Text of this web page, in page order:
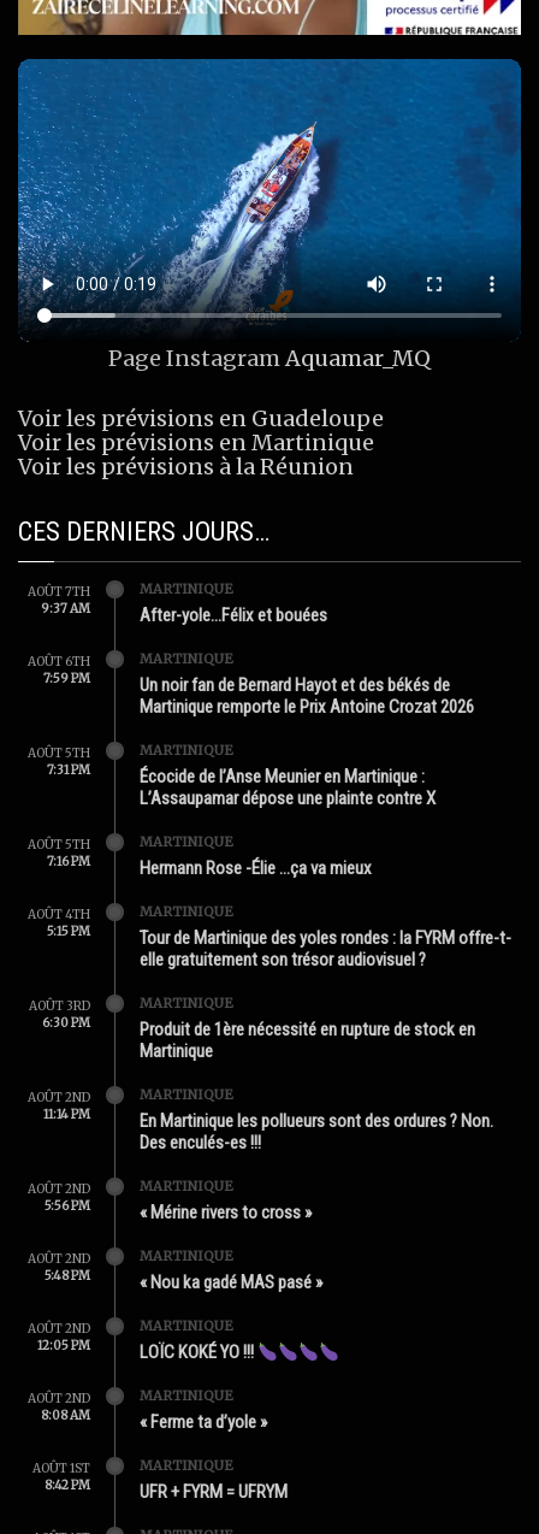
Page InstagramAquamar_MQ
Voir les prévisions en Guadeloupe
Voir les prévisions en Martinique
Voir les prévisions à la Réunion
CES DERNIERS JOURS…
AOÛT 7TH
9:37 AM
MARTINIQUE
After-yole…Félix et bouées
AOÛT 6TH
7:59 PM
MARTINIQUE
Un noir fan de Bernard Hayot et des békés de
Martinique remporte le Prix Antoine Crozat 2026
AOÛT 5TH
7:31 PM
MARTINIQUE
Écocide de l’Anse Meunier en Martinique :
L’Assaupamar dépose une plainte contre X
AOÛT 5TH
7:16 PM
MARTINIQUE
Hermann Rose -Élie …ça va mieux
AOÛT 4TH
5:15 PM
MARTINIQUE
Tour de Martinique des yoles rondes : la FYRM offre-t-
elle gratuitement son trésor audiovisuel ?
AOÛT 3RD
6:30 PM
MARTINIQUE
Produit de 1ère nécessité en rupture de stock en
Martinique
AOÛT 2ND
11:14 PM
MARTINIQUE
En Martinique les pollueurs sont des ordures ? Non.
Des enculés-es !!!
AOÛT 2ND
5:56 PM
MARTINIQUE
« Mérine rivers to cross »
AOÛT 2ND
5:48 PM
MARTINIQUE
« Nou ka gadé MAS pasé »
AOÛT 2ND
12:05 PM
MARTINIQUE
LOÏC KOKÉ YO !!!
AOÛT 2ND
8:08 AM
MARTINIQUE
« Ferme ta d’yole »
AOÛT 1ST
8:42 PM
MARTINIQUE
UFR + FYRM = UFRYM